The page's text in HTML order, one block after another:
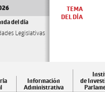
del día
Legislativas
TEMA
DEL DÍA
Información
Administrativa
de